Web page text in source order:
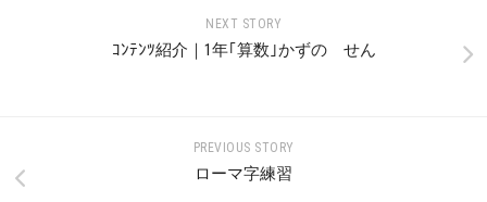
NEXT STORY
ｺﾝﾃﾝﾂ紹介｜1年｢算数｣かずの せん
PREVIOUS STORY
ローマ字練習